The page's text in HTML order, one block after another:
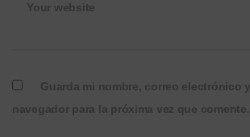
Your website
Guarda mi nombre, correo electrónico
navegador para la próxima vez que comente.